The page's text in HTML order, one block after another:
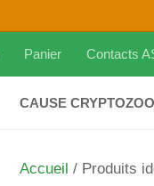
Panier Contacts
CAUSE
Accueil / Produits